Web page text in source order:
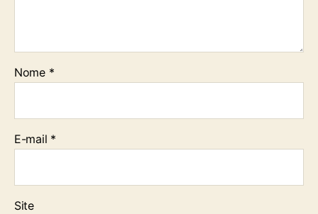
Nome *
E-mail *
Site